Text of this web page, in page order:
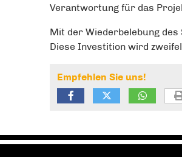
Verantwortung für das
Mit der Wiederbelebung
Diese Investition wird
Empfehlen Sie uns!